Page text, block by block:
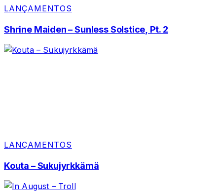
LANÇAMENTOS
Shrine Maiden – Sunless Solstice, Pt. 2
LANÇAMENTOS
Kouta – Sukujyrkkämä